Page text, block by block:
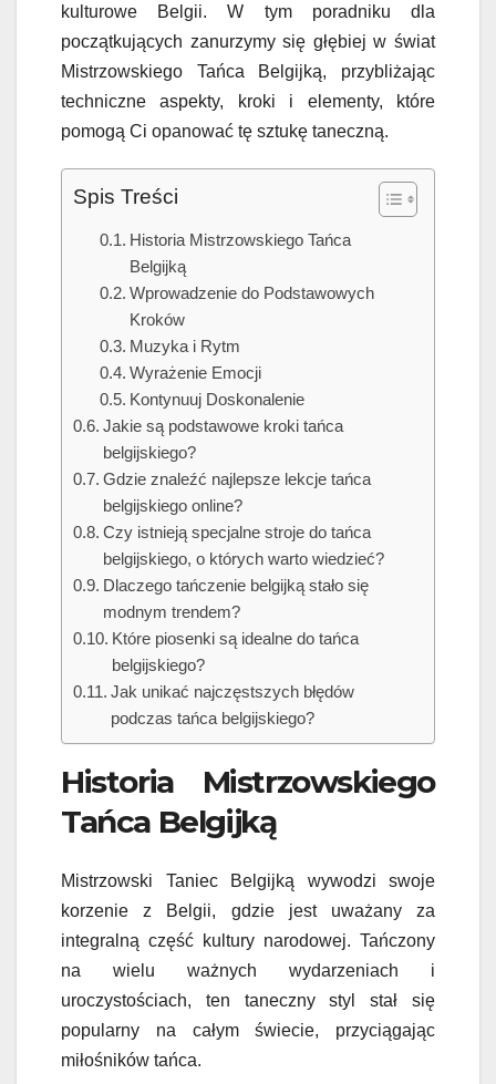
kulturowe Belgii. W tym poradniku dla
początkujących zanurzymy się głębiej w świat
Mistrzowskiego Tańca Belgijką, przybliżając
techniczne aspekty, kroki i elementy, które
pomogą Ci opanować tę sztukę taneczną.
Spis Treści
Historia Mistrzowskiego Tańca
Belgijką
Wprowadzenie do Podstawowych
Kroków
Muzyka i Rytm
Wyrażenie Emocji
Kontynuuj Doskonalenie
Jakie są podstawowe kroki tańca
belgijskiego?
Gdzie znaleźć najlepsze lekcje tańca
belgijskiego online?
Czy istnieją specjalne stroje do tańca
belgijskiego, o których warto wiedzieć?
Dlaczego tańczenie belgijką stało się
modnym trendem?
Które piosenki są idealne do tańca
belgijskiego?
Jak unikać najczęstszych błędów
podczas tańca belgijskiego?
Historia Mistrzowskiego
Tańca Belgijką
Mistrzowski Taniec Belgijką wywodzi swoje
korzenie z Belgii, gdzie jest uważany za
integralną część kultury narodowej. Tańczony
na wielu ważnych wydarzeniach i
uroczystościach, ten taneczny styl stał się
popularny na całym świecie, przyciągając
miłośników tańca.